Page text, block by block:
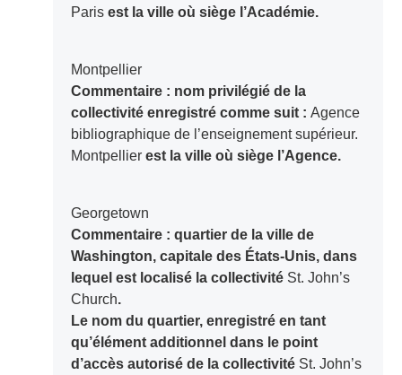
Parisest la ville où siège l’Académie.
Montpellier
Commentaire : nom privilégié de la
collectivité enregistré comme suit : Agence
bibliographique de l’enseignement supérieur.
Montpellierest la ville où siège l’Agence.
Georgetown
Commentaire : quartier de la ville de
Washington, capitale des États-Unis, dans
lequel est localisé la collectivité St. John’s
Church.
Le nom du quartier, enregistré en tant
qu’élément additionnel dans le point
d’accès autorisé de la collectivité St. John’s